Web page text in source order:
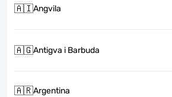
🇦🇮Angvila
🇦🇬Antigva i Barbuda
🇦🇷Argentina